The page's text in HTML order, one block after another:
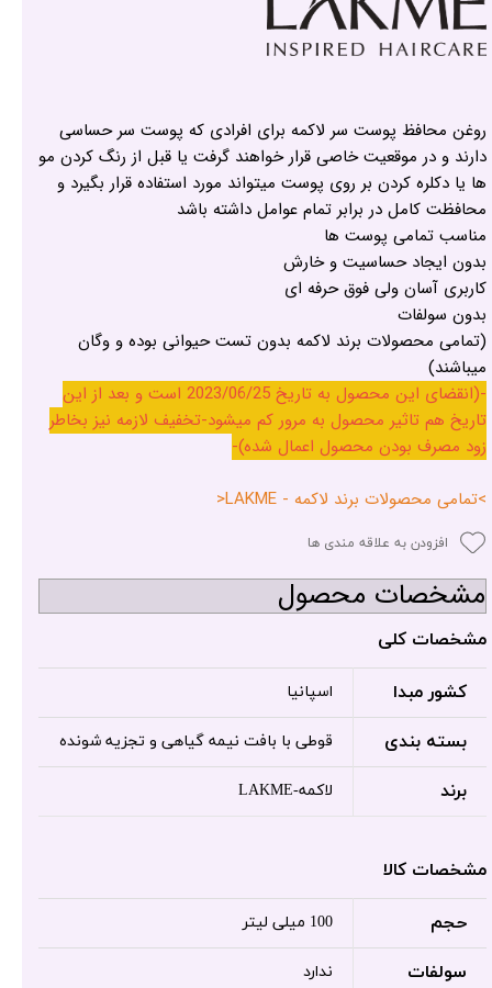
روغن محافظ پوست سر لاکمه برای افرادی که پوست سر حساسی
دارند و در موقعیت خاصی قرار خواهند گرفت یا قبل از رنگ کردن مو
ها یا دکلره کردن بر روی پوست میتواند مورد استفاده قرار بگیرد و
محافظت کامل در برابر تمام عوامل داشته باشد
مناسب تمامی پوست ها
بدون ایجاد حساسیت و خارش
کاربری آسان ولی فوق حرفه ای
بدون سولفات
(تمامی محصولات برند لاکمه بدون تست حیوانی بوده و وگان
میباشند)
-(انقضای این محصول به تاریخ 2023/06/25 است و بعد از این
تاریخ هم تاثیر محصول به مرور کم میشود-تخفیف لازمه نیز بخاطر
زود مصرف بودن محصول اعمال شده)-
>تمامی محصولات برند لاکمه - LAKME<
افزودن به علاقه مندی ها
مشخصات محصول
مشخصات کلی
کشور مبدا اسپانیا
بسته بندی قوطی با بافت نیمه گیاهی و تجزیه شونده
برند لاکمه-LAKME
مشخصات کالا
حجم 100 میلی لیتر
سولفات ندارد